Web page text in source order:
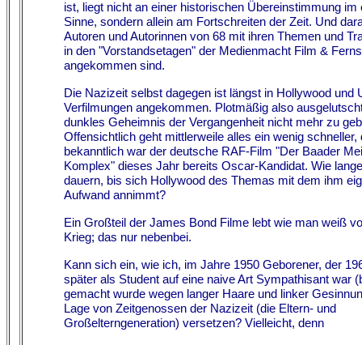
ist, liegt nicht an einer historischen Übereinstimmung im
Sinne, sondern allein am Fortschreiten der Zeit. Und
Autoren und Autorinnen von 68 mit ihren Themen und
in den "Vorstandsetagen" der Medienmacht Film &
angekommen sind.
Die Nazizeit selbst dagegen ist längst in Hollywood und
Verfilmungen angekommen. Plotmäßig also
dunkles Geheimnis der Vergangenheit nicht mehr zu
Offensichtlich geht mittlerweile alles ein wenig schneller,
bekanntlich war der deutsche RAF-Film "Der Baader
Komplex" dieses Jahr bereits Oscar-Kandidat. Wie
dauern, bis sich Hollywood des Themas mit dem ihm
Aufwand annimmt?
Ein Großteil der James Bond Filme lebt wie man weiß
Krieg; das nur nebenbei.
Kann sich ein, wie ich, im Jahre 1950 Geborener, der
später als Student auf eine naive Art Sympathisant war
gemacht wurde wegen langer Haare und linker
Lage von Zeitgenossen der Nazizeit (die Eltern- und
Großelterngeneration) versetzen? Vielleicht, denn